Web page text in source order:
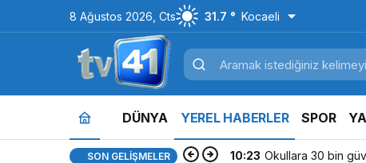
8 Ağustos 2026, Cts 31.7 ° Kocaeli
DÜNYA YEREL HABERLER SPOR
SON GELIŞMELER 10:23 Okullara 30 bin